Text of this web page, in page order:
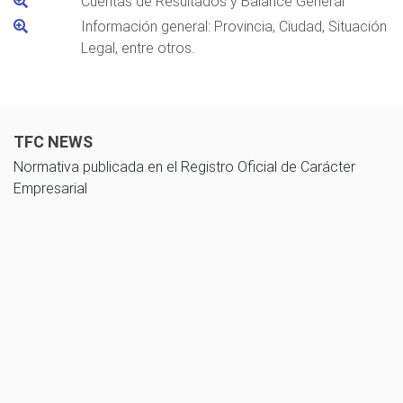
Información general: Provincia, Ciudad, Situación
Legal, entre otros.
TFC NEWS
Normativa publicada en el Registro Oficial de Carácter
Empresarial